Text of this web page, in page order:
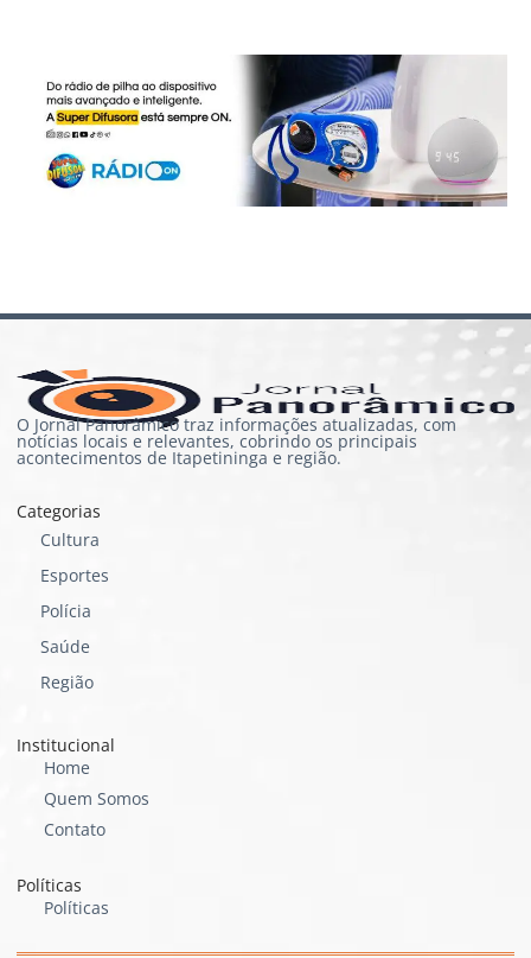
O Jornal Panorâmico traz informações atualizadas, com
notícias locais e relevantes, cobrindo os principais
acontecimentos de Itapetininga e região.
Categorias
Cultura
Esportes
Polícia
Saúde
Região
Institucional
Home
Quem Somos
Contato
Políticas
Políticas